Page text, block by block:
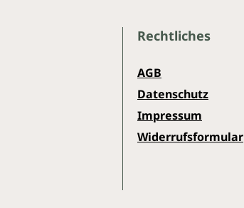
Rechtliches
AGB
Datenschutz
Impressum
Widerrufsformular